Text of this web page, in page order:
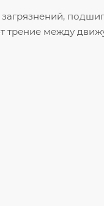
трение между